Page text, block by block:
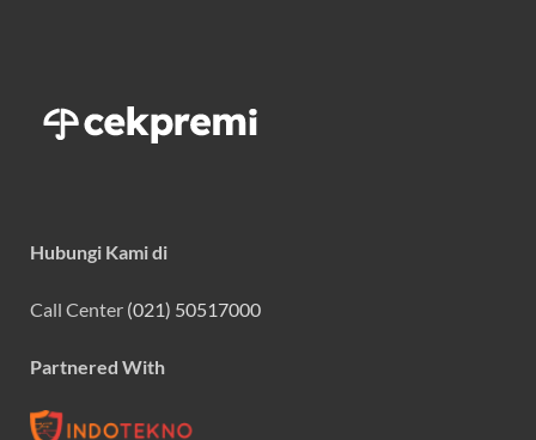
Hubungi Kami di
Call Center (021) 50517000
Partnered With